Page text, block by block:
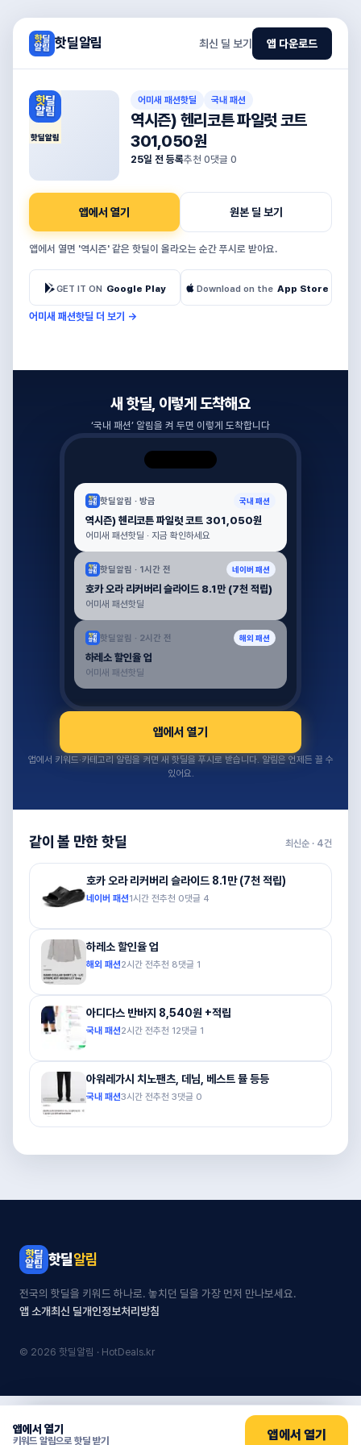
핫딜알림 최신 딜 보기 앱 다운로드
핫딜알림
어미새 패션핫딜 국내 패션
역시즌) 헨리코튼 파일럿 코트
301,050원
25일 전 등록추천 0댓글 0
앱에서 열기 원본 딜 보기
앱에서 열면 '역시즌' 같은 핫딜이 올라오는 순간 푸시로 받아요.
GET IT ON Google Play Download on the App Store
어미새 패션핫딜 더 보기 →
새 핫딜, 이렇게 도착해요
‘국내 패션’ 알림을 켜 두면 이렇게 도착합니다
핫딜알림 · 방금 국내 패션
역시즌) 헨리코튼 파일럿 코트 301,050원
어미새 패션핫딜 · 지금 확인하세요
핫딜알림 · 1시간 전 네이버 패션
호카 오라 리커버리 슬라이드 8.1만 (7천 적립)
어미새 패션핫딜
핫딜알림 · 2시간 전 해외 패션
하레소 할인율 업
어미새 패션핫딜
앱에서 열기
앱에서 키워드·카테고리 알림을 켜면 새 핫딜을 푸시로 받습니다. 알림은 언제든 끌 수
있어요.
같이 볼 만한 핫딜 최신순 · 4건
호카 오라 리커버리 슬라이드 8.1만 (7천 적립)
네이버 패션1시간 전추천 0댓글 4
하레소 할인율 업
해외 패션2시간 전추천 8댓글 1
아디다스 반바지 8,540원 +적립
국내 패션2시간 전추천 12댓글 1
아워레가시 치노팬츠, 데님, 베스트 뮬 등등
국내 패션3시간 전추천 3댓글 0
앱에서 열기
키워드 알림으로 핫딜 받기 앱에서 열기
핫딜알림
전국의 핫딜을 키워드 하나로. 놓치던 딜을 가장 먼저 만나보세요.
앱 소개최신 딜개인정보처리방침
© 2026 핫딜알림 · HotDeals.kr